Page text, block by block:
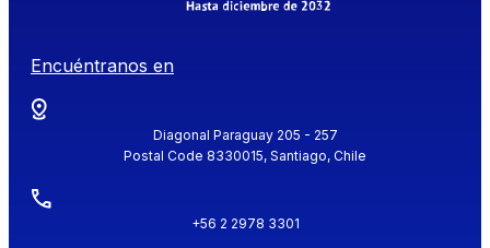
Encuéntranos en
Diagonal Paraguay 205 - 257
Postal Code 8330015, Santiago, Chile
+56 2 2978 3301